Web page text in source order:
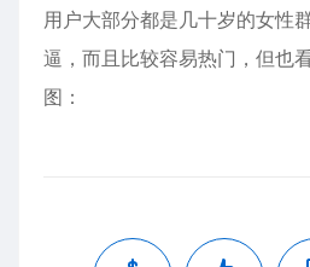
用户大部分都是几十岁的女性
逼，而且比较容易热门，但也
图：